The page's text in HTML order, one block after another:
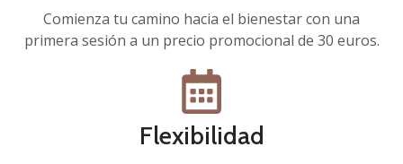
Comienza tu camino hacia el bienestar con una
primera sesión a un precio promocional de 30 euros.
Flexibilidad